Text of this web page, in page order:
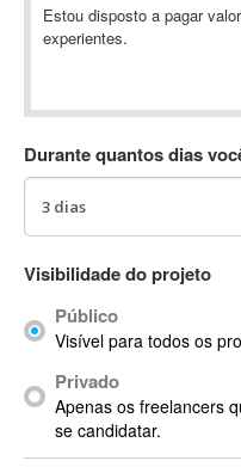
Abstract Window Toolkit
Absynth
AC3
AccountMate
ACDSee
ACID Pro
ACPI
Acrobat X
ACT
Actian
Actimize
Estou disposto a pagar
experientes.
Durante quantos dias
Visibilidade do projeto
Público
Visível para todos os
Privado
Apenas os freelancers
se candidatar.